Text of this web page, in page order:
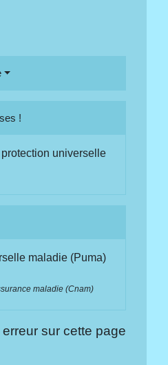
!
universelle
maladie (Puma)
maladie (Cnam)
sur cette page